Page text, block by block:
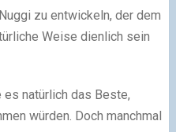
zu entwickeln, der dem
Weise dienlich sein
natürlich das Beste,
würden. Doch manchmal